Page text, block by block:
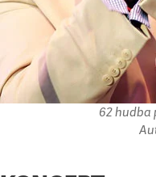
62 hudba